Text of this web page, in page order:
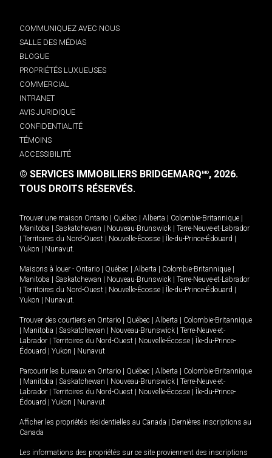
COMMUNIQUEZ AVEC NOUS
SALLE DES MÉDIAS
BLOGUE
PROPRIÉTÉS LUXUEUSES
COMMERCIAL
INTRANET
AVIS JURIDIQUE
CONFIDENTIALITÉ
TÉMOINS
ACCESSIBILITÉ
© SERVICES IMMOBILIERS BRIDGEMARQMD, 2026.
TOUS DROITS RÉSERVÉS.
Trouver une maison Ontario Québec Alberta Colombie-Britannique
Manitoba
Saskatchewan Nouveau-Brunswick
Terre-Neuve-et-Labrador
Territoires du Nord-Ouest Nouvelle-Écosse Île-du-Prince-Édouard
Yukon
Nunavut.
Maisons à louer - Ontario Québec Alberta Colombie-Britannique
Manitoba
Saskatchewan Nouveau-Brunswick
Terre-Neuve-et-Labrador
Territoires du Nord-Ouest Nouvelle-Écosse Île-du-Prince-Édouard
Yukon
Nunavut.
Trouver des courtiers en Ontario Québec Alberta
Colombie-Britannique
Manitoba Saskatchewan Nouveau-Brunswick
Terre-Neuve-et-
Labrador
Territoires du Nord-Ouest Nouvelle-Écosse
Île-du-Prince-
Édouard
Yukon Nunavut
Parcourir les bureaux en Ontario Québec Alberta
Colombie-Britannique
Manitoba Saskatchewan Nouveau-Brunswick
Terre-Neuve-et-
Labrador
Territoires du Nord-Ouest Nouvelle-Écosse
Île-du-Prince-
Édouard
Yukon Nunavut
Afficher les propriétés résidentielles au Canada
Dernières inscriptions au
Canada
Les informations des propriétés sur ce site proviennent des inscriptions